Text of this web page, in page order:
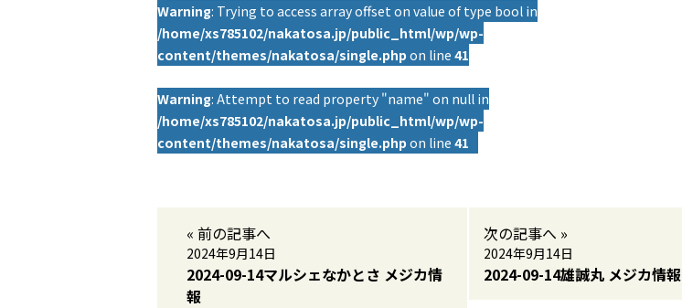
Warning: Trying to access array offset on value of type bool in
/home/xs785102/nakatosa.jp/public_html/wp/wp-
content/themes/nakatosa/single.php on line 41
Warning: Attempt to read property "name" on null in
/home/xs785102/nakatosa.jp/public_html/wp/wp-
content/themes/nakatosa/single.php on line 41
« 前の記事へ
2024年9月14日
2024-09-14マルシェなかとさ メジカ情
報
次の記事へ »
2024年9月14日
2024-09-14雄誠丸 メジカ情報